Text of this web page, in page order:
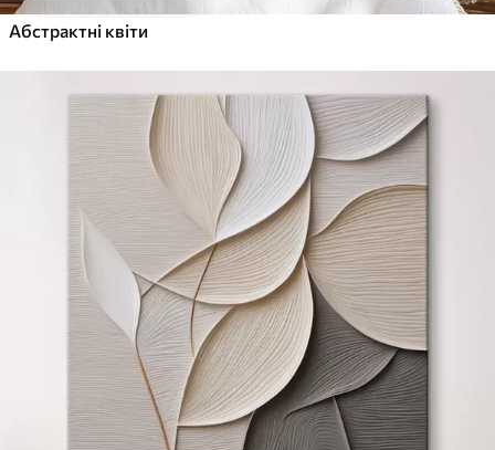
Абстрактні квіти